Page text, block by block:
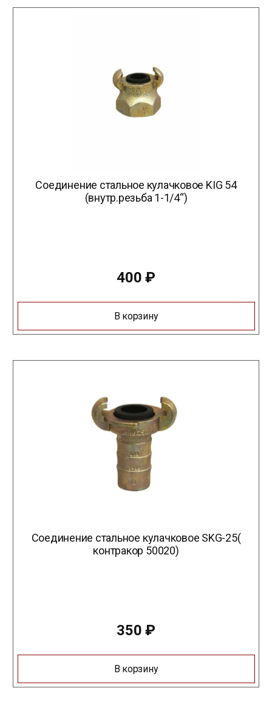
Соединение стальное кулачковое KIG 54
(внутр.резьба 1-1/4“)
400₽
В корзину
Соединение стальное кулачковое SKG-25(
контракор 50020)
350₽
В корзину